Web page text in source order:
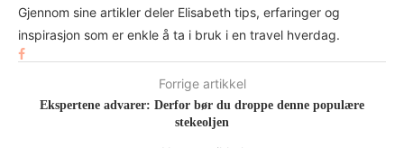
Gjennom sine artikler deler Elisabeth tips, erfaringer og
inspirasjon som er enkle å ta i bruk i en travel hverdag.
Forrige artikkel
Ekspertene advarer: Derfor bør du droppe denne populære
stekeoljen